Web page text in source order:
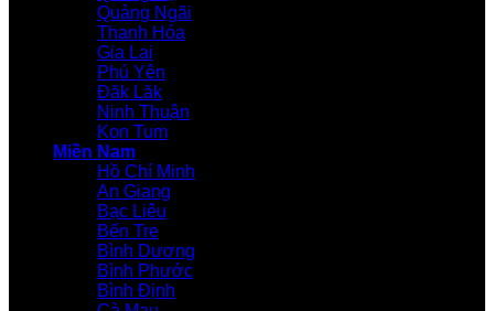
Quảng Ngãi
Thanh Hóa
Gia Lai
Phú Yên
Đăk Lăk
Ninh Thuận
Kon Tum
Miền Nam
Hồ Chí Minh
An Giang
Bạc Liêu
Bến Tre
Bình Dương
Bình Phước
Bình Định